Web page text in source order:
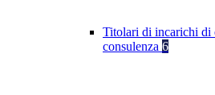
Titolari di incarichi di
consulenza 6